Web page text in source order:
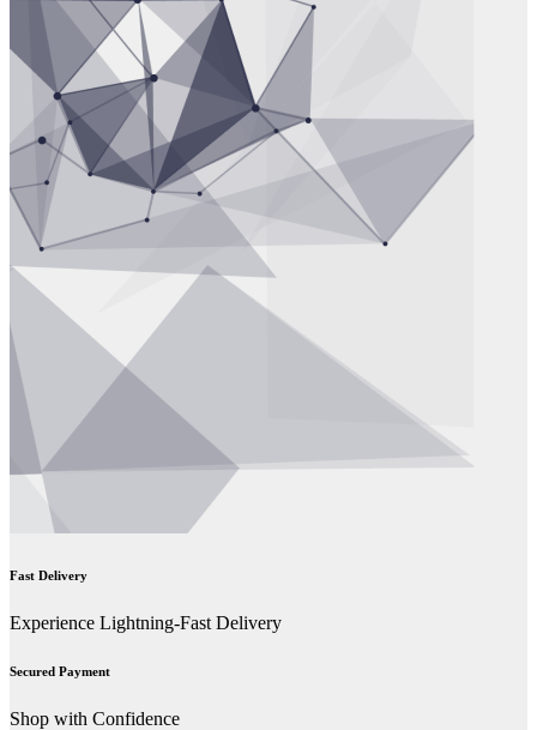
Fast Delivery
Experience Lightning-Fast Delivery
Secured Payment
Shop with Confidence